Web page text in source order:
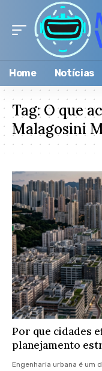
Home Notícias
Tag:O que
Malagosini
Por que cidades
planejamento
Engenharia urbana é um